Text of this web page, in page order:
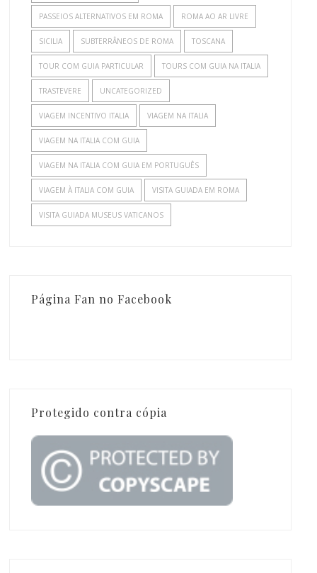
PASSEIOS ALTERNATIVOS EM ROMA ROMA AO AR LIVRE
SICILIA SUBTERRÂNEOS DE ROMA TOSCANA
TOUR COM GUIA PARTICULAR TOURS COM GUIA NA ITALIA
TRASTEVERE UNCATEGORIZED
VIAGEM INCENTIVO ITALIA VIAGEM NA ITALIA
VIAGEM NA ITALIA COM GUIA
VIAGEM NA ITALIA COM GUIA EM PORTUGUÊS
VIAGEM À ITALIA COM GUIA VISITA GUIADA EM ROMA
VISITA GUIADA MUSEUS VATICANOS
Página Fan no Facebook
Protegido contra cópia